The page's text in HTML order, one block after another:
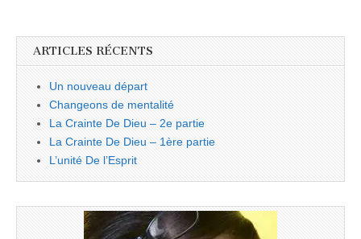
ARTICLES RÉCENTS
Un nouveau départ
Changeons de mentalité
La Crainte De Dieu – 2e partie
La Crainte De Dieu – 1ère partie
L’unité De l’Esprit